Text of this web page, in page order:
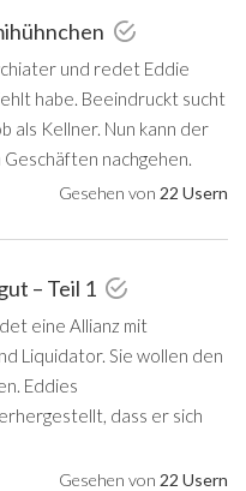
und redet Eddie
habe. Beeindruckt sucht
als Kellner. Nun kann der
nachgehen.
Gesehen von 22 Usern
– Teil 1
eine Allianz mit
Liquidator. Sie wollen den
Eddies
dass er sich
Gesehen von 22 Usern